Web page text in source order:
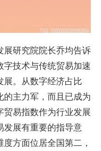
展研究院院长乔均告诉
字技术与传统贸易加速
展。从数字经济占比
的主力军，而且已成为
贸易指数作为行业发展
发展有重要的指导意
方面位居全国第二，